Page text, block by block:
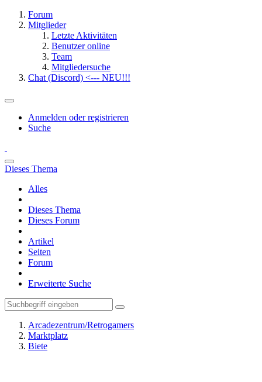
Forum
Mitglieder
Letzte Aktivitäten
Benutzer online
Team
Mitgliedersuche
Chat (Discord) <--- NEU!!!
Anmelden oder registrieren
Suche
Dieses Thema
Alles
Dieses Thema
Dieses Forum
Artikel
Seiten
Forum
Erweiterte Suche
Arcadezentrum/Retrogamers
Marktplatz
Biete